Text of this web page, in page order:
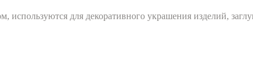
для декоративного украшения изделий,